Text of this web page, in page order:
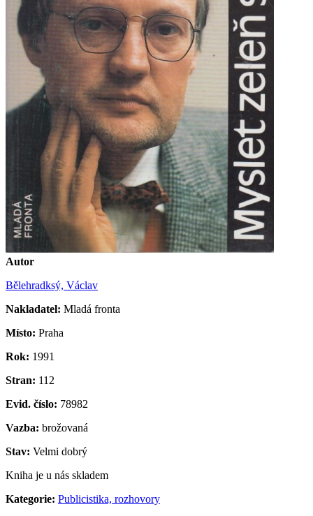
Autor
Bělehradksý, Václav
Nakladatel: Mladá fronta
Místo: Praha
Rok: 1991
Stran: 112
Evid. číslo: 78982
Vazba: brožovaná
Stav: Velmi dobrý
Kniha je u nás skladem
Kategorie: Publicistika, rozhovory